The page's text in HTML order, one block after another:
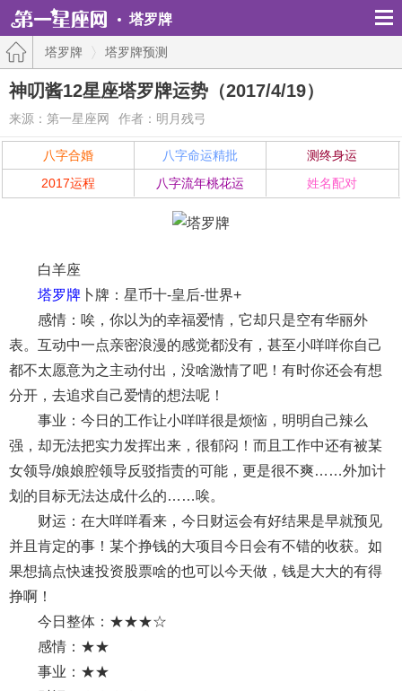
塔罗牌
塔罗牌 塔罗牌预测
神叨酱12星座塔罗牌运势（2017/4/19）
来源：第一星座网 作者：明月残弓
八字合婚 八字命运精批
测终身运
2017运程
八字流年桃花运 姓名配对
白羊座
塔罗牌 卜牌：星币十-皇后-世界+
感情：唉，你以为的幸福爱情，它却只是空有华丽外
表。互动中一点亲密浪漫的感觉都没有，甚至小咩咩你自己
都不太愿意为之主动付出，没啥激情了吧！有时你还会有想
分开，去追求自己爱情的想法呢！
事业：今日的工作让小咩咩很是烦恼，明明自己辣么
强，却无法把实力发挥出来，很郁闷！而且工作中还有被某
女领导/娘娘腔领导反驳指责的可能，更是很不爽……外加计
划的目标无法达成什么的……唉。
财运：在大咩咩看来，今日财运会有好结果是早就预见
并且肯定的事！某个挣钱的大项目今日会有不错的收获。如
果想搞点快速投资股票啥的也可以今天做，钱是大大的有得
挣啊！
今日整体：★★★☆
感情：★★
事业：★★